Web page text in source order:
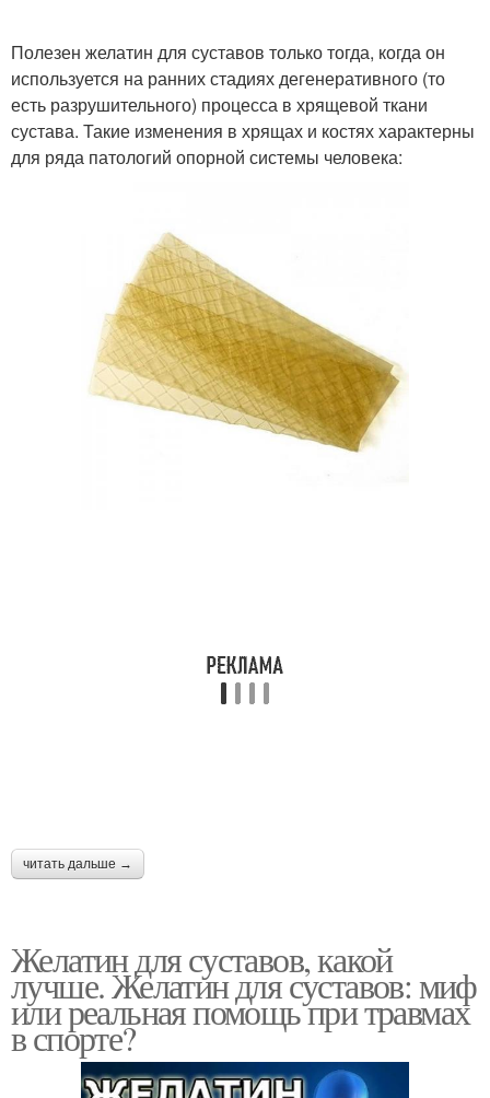
Полезен желатин для суставов только тогда, когда он
используется на ранних стадиях дегенеративного (то
есть разрушительного) процесса в хрящевой ткани
сустава. Такие изменения в хрящах и костях характерны
для ряда патологий опорной системы человека:
читать дальше →
Желатин для суставов, какой
лучше. Желатин для суставов: миф
или реальная помощь при травмах
в спорте?